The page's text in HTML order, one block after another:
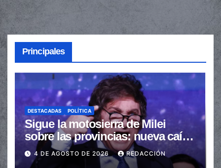
Principales
DESTACADAS POLÍTICA
Sigue la motosierra de Milei
sobre las provincias: nueva caída
de las transferencias no
automáticas
4 DE AGOSTO DE 2026 REDACCIÓN